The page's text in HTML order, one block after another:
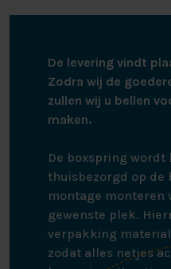
De levering vindt
Zodra wij de
zullen wij u bellen
maken.
De boxspring
thuisbezorgd op de
montage monteren
gewenste plek.
verpakking
zodat alles netjes